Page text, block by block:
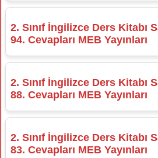
2. Sınıf İngilizce Ders Kitabı
94. Cevapları MEB Yayınları
2. Sınıf İngilizce Ders Kitabı
88. Cevapları MEB Yayınları
2. Sınıf İngilizce Ders Kitabı
83. Cevapları MEB Yayınları